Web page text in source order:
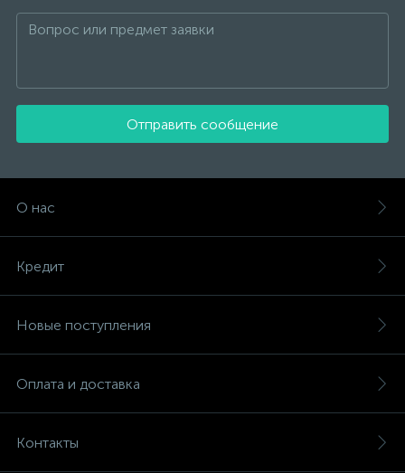
Отправить сообщение
О нас
Кредит
Новые поступления
Оплата и доставка
Контакты